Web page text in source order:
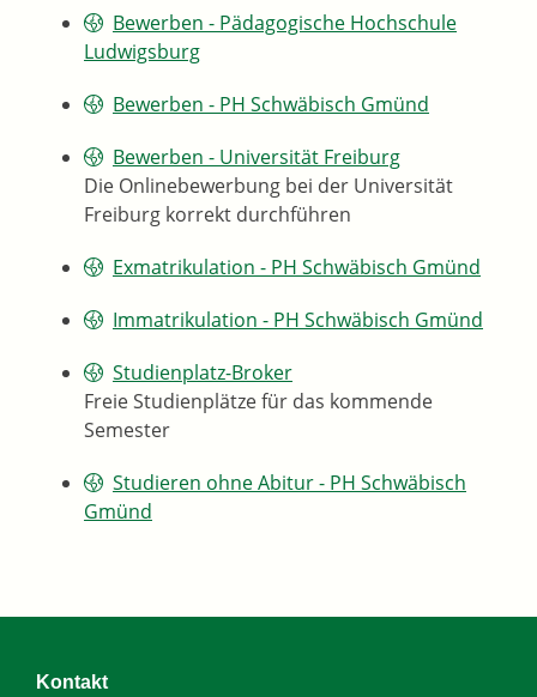
Bewerben - Pädagogische Hochschule
Ludwigsburg
Bewerben - PH Schwäbisch Gmünd
Bewerben - Universität Freiburg
Die Onlinebewerbung bei der Universität
Freiburg korrekt durchführen
Exmatrikulation - PH Schwäbisch Gmünd
Immatrikulation - PH Schwäbisch Gmünd
Studienplatz-Broker
Freie Studienplätze für das kommende
Semester
Studieren ohne Abitur - PH Schwäbisch
Gmünd
Kontakt